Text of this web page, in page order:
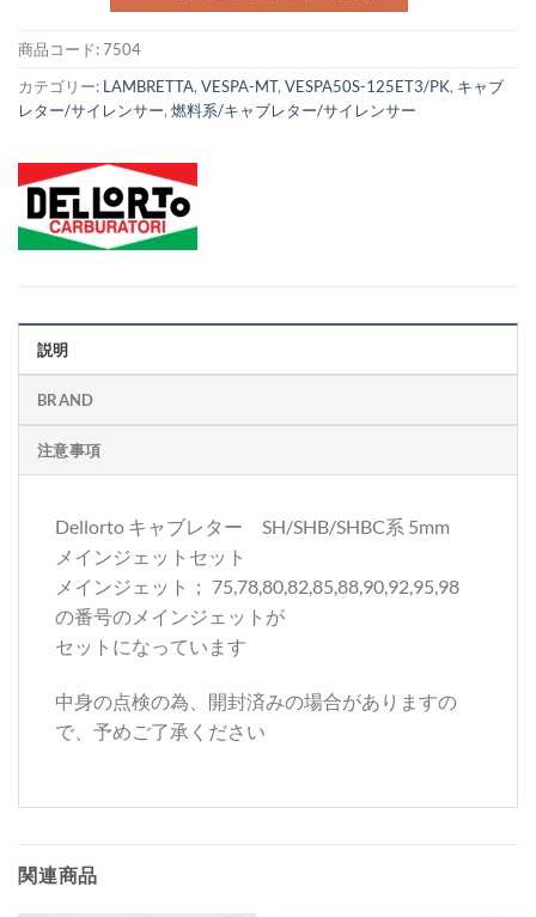
商品コード:7504
カテゴリー: LAMBRETTA, VESPA-MT, VESPA50S-125ET3/PK, キャブ
レター/サイレンサー, 燃料系/キャブレター/サイレンサー
説明
BRAND
注意事項
Dellorto キャブレター SH/SHB/SHBC系 5mm
メインジェットセット
メインジェット； 75,78,80,82,85,88,90,92,95,98
の番号のメインジェットが
セットになっています
中身の点検の為、開封済みの場合がありますの
で、予めご了承ください
関連商品